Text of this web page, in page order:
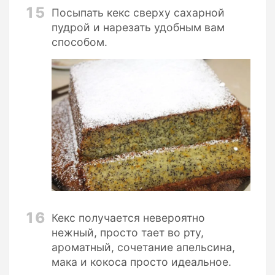
15
Посыпать кекс сверху сахарной
пудрой и нарезать удобным вам
способом.
16
Кекс получается невероятно
нежный, просто тает во рту,
ароматный, сочетание апельсина,
мака и кокоса просто идеальное.